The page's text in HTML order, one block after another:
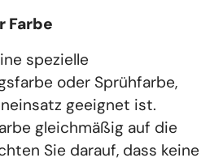
Farbe
spezielle
oder Sprühfarbe,
geeignet ist.
gleichmäßig auf die
Sie darauf, dass keine